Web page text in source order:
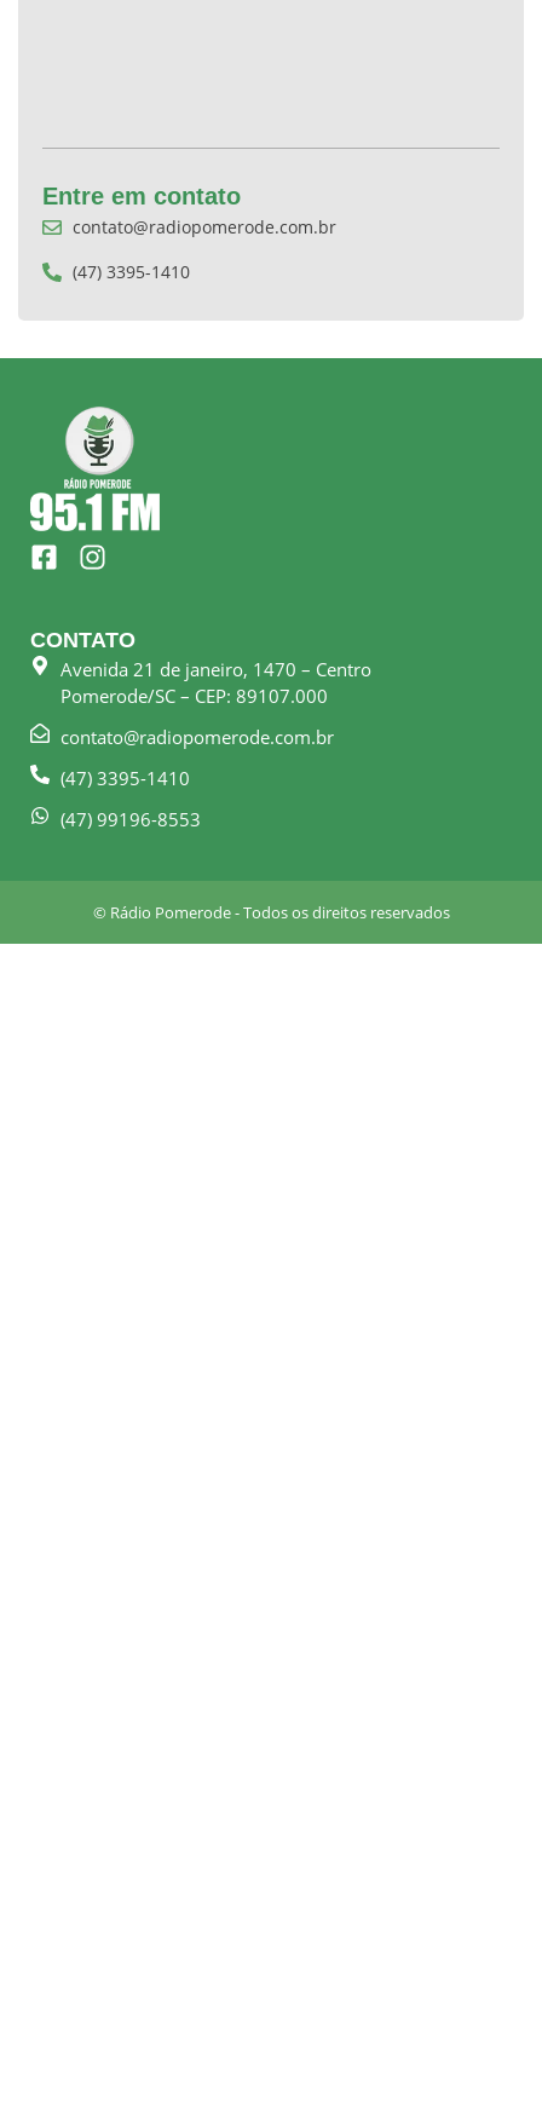
Entre em contato
contato@radiopomerode.com.br
(47) 3395-1410
F
a
e
b
o
k
s
q
a
I
n
t
a
g
r
a
m
CONTATO
Avenida 21 de janeiro, 1470 – Centro
Pomerode/SC – CEP: 89107.000
contato@radiopomerode.com.br
(47) 3395-1410
(47) 99196-8553
© Rádio Pomerode - Todos os direitos reservados